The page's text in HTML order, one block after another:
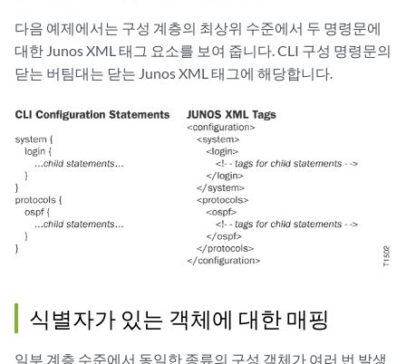
다음 예제에서는 구성 계층의 최상위 수준에서 두 명령문에
대한 Junos XML 태그 요소를 보여 줍니다. CLI 구성 명령문의
닫는 버팀대는 닫는 Junos XML 태그에 해당합니다.
식별자가 있는 객체에 대한 매핑
일부 계층 수준에서 동일한 종류의 구성 객체가 여러 번 발생